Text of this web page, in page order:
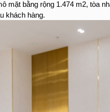
mặt bằng rộng 1.474 m2, tòa
khách hàng.